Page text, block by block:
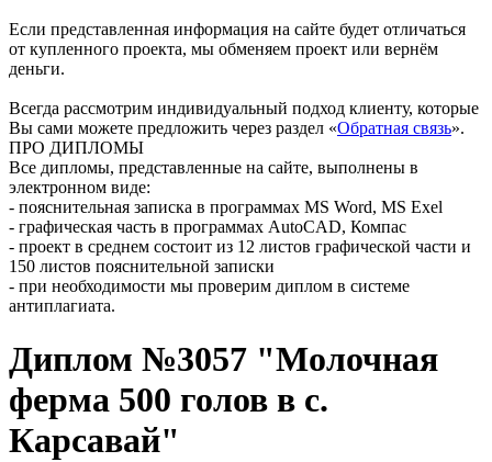
Если представленная информация на сайте будет отличаться
от купленного проекта, мы обменяем проект или вернём
деньги.
Всегда рассмотрим индивидуальный подход клиенту, которые
Вы сами можете предложить через раздел «Обратная связь».
ПРО ДИПЛОМЫ
Все дипломы, представленные на сайте, выполнены в
электронном виде:
- пояснительная записка в программах MS Word, MS Exel
- графическая часть в программах AutoCAD, Компас
- проект в среднем состоит из 12 листов графической части и
150 листов пояснительной записки
- при необходимости мы проверим диплом в системе
антиплагиата.
Диплом №3057 "Молочная
ферма 500 голов в с.
Карсавай"